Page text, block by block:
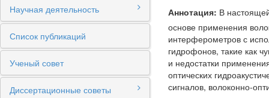
Научная деятельность
Список публикаций
Ученый совет
Диссертационные советы
Аннотация: В
основе применения
интерферометров с
гидрофонов, такие как
и недостатки
оптических
сигналов, волоконно-